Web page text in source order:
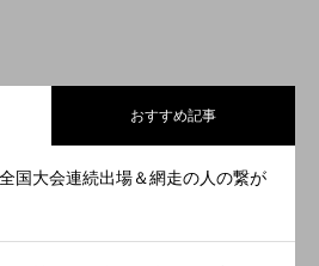
おすすめ記事
国大会連続出場＆網走の人の繋が